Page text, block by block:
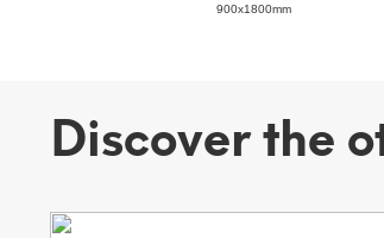
900x1800mm
Discover the